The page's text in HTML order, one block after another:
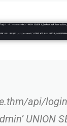
api/
UNION